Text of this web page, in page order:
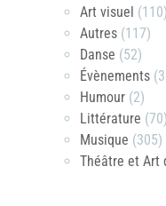
Art visuel (110)
Autres (117)
Danse (52)
Évènements
Humour (2)
Littérature (70)
Musique (305)
Théâtre et Art